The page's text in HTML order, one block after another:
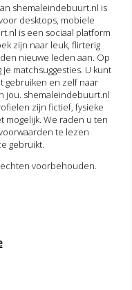
shemaleindebuurt.nl is
desktops, mobiele
is een sociaal platform
zijn naar leuk, flirterig
nieuwe leden aan. Op
matchsuggesties. U kunt
gebruiken en zelf naar
jou. shemaleindebuurt.nl
zijn fictief, fysieke
We raden u ten
te lezen
gebruikt.
voorbehouden.